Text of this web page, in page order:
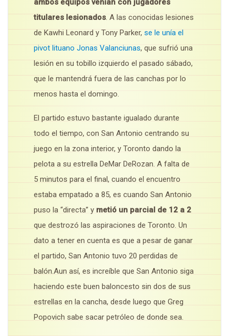
ambos equipos venían con jugadores
titulares lesionados. A las conocidas lesiones
de Kawhi Leonard y Tony Parker, se le unía el
pivot lituano Jonas Valanciunas, que sufrió una
lesión en su tobillo izquierdo el pasado sábado,
que le mantendrá fuera de las canchas por lo
menos hasta el domingo.
El partido estuvo bastante igualado durante
todo el tiempo, con San Antonio centrando su
juego en la zona interior, y Toronto dando la
pelota a su estrella DeMar DeRozan. A falta de
5 minutos para el final, cuando el encuentro
estaba empatado a 85, es cuando San Antonio
puso la “directa” y metió un parcial de 12 a 2
que destrozó las aspiraciones de Toronto. Un
dato a tener en cuenta es que a pesar de ganar
el partido, San Antonio tuvo 20 perdidas de
balón.Aun así, es increíble que San Antonio siga
haciendo este buen baloncesto sin dos de sus
estrellas en la cancha, desde luego que Greg
Popovich sabe sacar petróleo de donde sea.